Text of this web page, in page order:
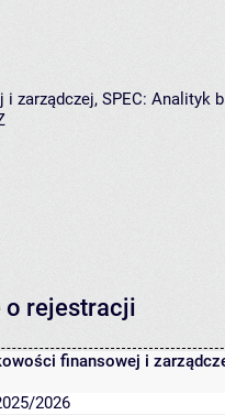
zarządczej, SPEC: Analityk
o rejestracji
finansowej i
2026